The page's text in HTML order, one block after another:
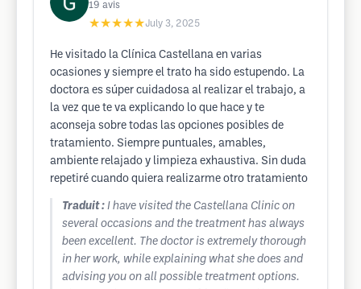
19 avis
★★★★★July 3, 2025
He visitado la Clínica Castellana en varias
ocasiones y siempre el trato ha sido estupendo. La
doctora es súper cuidadosa al realizar el trabajo, a
la vez que te va explicando lo que hace y te
aconseja sobre todas las opciones posibles de
tratamiento. Siempre puntuales, amables,
ambiente relajado y limpieza exhaustiva. Sin duda
repetiré cuando quiera realizarme otro tratamiento
Traduit : I have visited the Castellana Clinic on
several occasions and the treatment has always
been excellent. The doctor is extremely thorough
in her work, while explaining what she does and
advising you on all possible treatment options.